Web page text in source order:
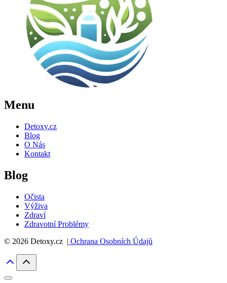
Menu
Detoxy.cz
Blog
O Nás
Kontakt
Blog
Očista
Výživa
Zdraví
Zdravotní Problémy
© 2026 Detoxy.cz | Ochrana Osobních Údajů